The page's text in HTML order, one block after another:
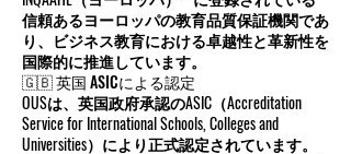
信頼あるヨーロッパの教育品質保証機関であ
り、ビジネス教育における卓越性と革新性を
国際的に推進しています。
🇬🇧 英国 ASICによる認定
OUSは、英国政府承認のASIC（Accreditation
Service for International Schools, Colleges and
Universities）により正式認定されています。